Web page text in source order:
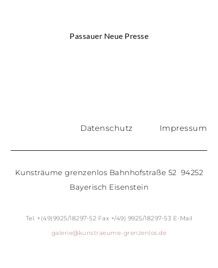
Passauer Neue Presse
Datenschutz Impressum
Kunsträume grenzenlos Bahnhofstraße 52 94252
Bayerisch Eisenstein
Tel. +(49)9925/18297-52 Fax +/49) 9925/18297-53 E-Mail
galerie@kunstraeume-grenzenlos.de